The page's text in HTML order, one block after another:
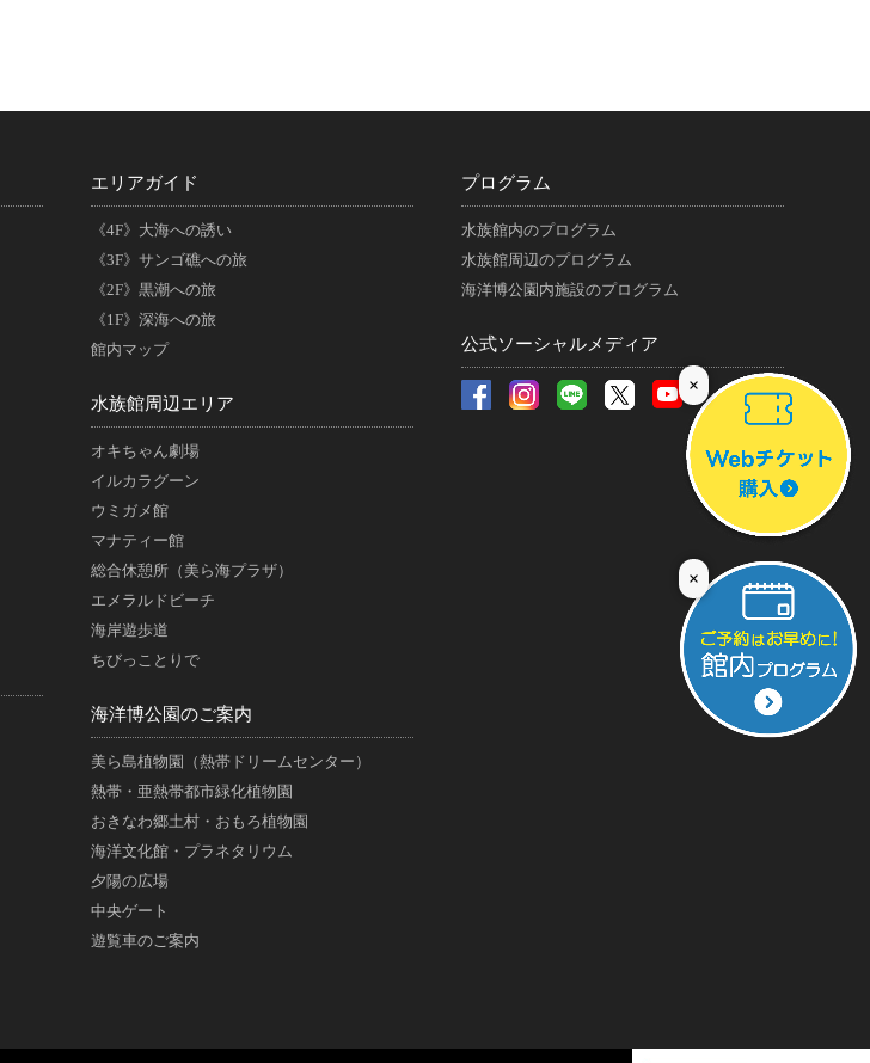
×
×
エリアガイド
《4F》大海への誘い
《3F》サンゴ礁への旅
《2F》黒潮への旅
《1F》深海への旅
館内マップ
水族館周辺エリア
オキちゃん劇場
イルカラグーン
ウミガメ館
マナティー館
総合休憩所（美ら海プラザ）
エメラルドビーチ
海岸遊歩道
ちびっことりで
海洋博公園のご案内
美ら島植物園（熱帯ドリームセンター）
熱帯・亜熱帯都市緑化植物園
おきなわ郷土村・おもろ植物園
海洋文化館・プラネタリウム
夕陽の広場
中央ゲート
遊覧車のご案内
プログラム
水族館内のプログラム
水族館周辺のプログラム
海洋博公園内施設のプログラム
公式ソーシャルメディア